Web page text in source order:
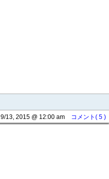
9/13, 2015 @ 12:00 am コメント( 5 )